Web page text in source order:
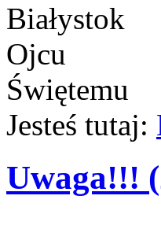
Jesteś tutaj:
Uwaga!!!